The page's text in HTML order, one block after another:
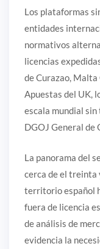
Los plataformas
entidades
normativos
licencias
de Curazao,
Apuestas del UK,
escala mundial
DGOJ General de
La panorama del
cerca de el treinta
territorio español
fuera de licencia
de análisis de
evidencia la